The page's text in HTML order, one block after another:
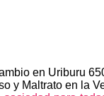
en Uriburu
y Maltrato en la